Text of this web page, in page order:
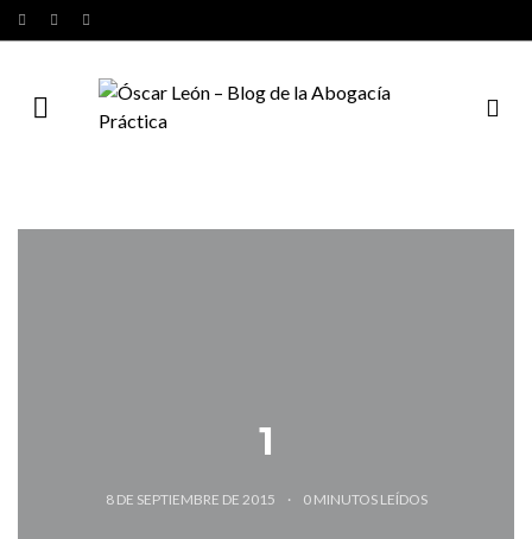
1
8 DE SEPTIEMBRE DE 2015 0 MINUTOS LEÍDOS